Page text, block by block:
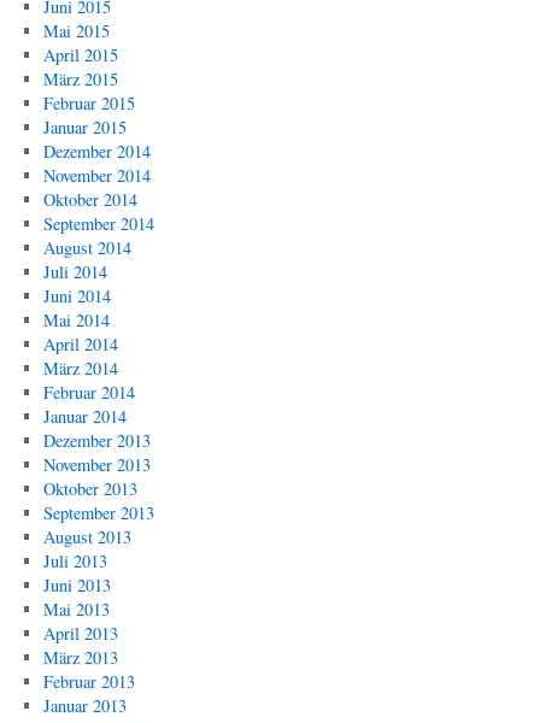
Juni 2015
Mai 2015
April 2015
März 2015
Februar 2015
Januar 2015
Dezember 2014
November 2014
Oktober 2014
September 2014
August 2014
Juli 2014
Juni 2014
Mai 2014
April 2014
März 2014
Februar 2014
Januar 2014
Dezember 2013
November 2013
Oktober 2013
September 2013
August 2013
Juli 2013
Juni 2013
Mai 2013
April 2013
März 2013
Februar 2013
Januar 2013